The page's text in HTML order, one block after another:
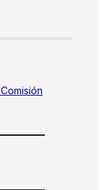
Comisión